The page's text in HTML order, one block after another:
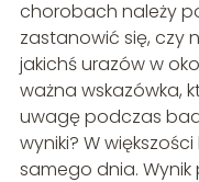
chorobach należy
zastanowić się, czy
jakichś urazów w
ważna wskazówka,
uwagę podczas
wyniki? W
samego dnia.